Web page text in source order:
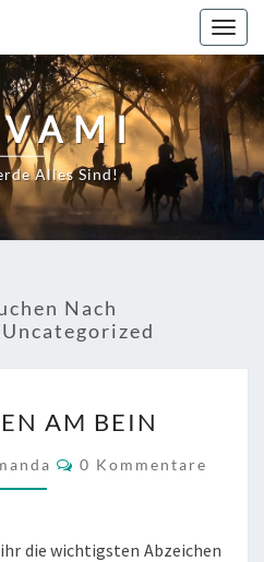
Alles Sind!
Nach
Uncategorized
AM
BEIN
AM BEIN
Kommentare
0 Kommentare
die wichtigsten Abzeichen